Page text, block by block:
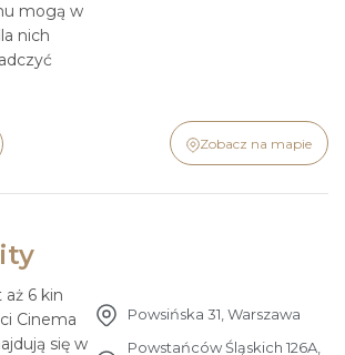
użytkowników
cookie, aby poprawić jakość
reklamy lub treści
indywidualnych potrzeb
analizować ruch na stronie.
przez nas plików cookie.
Odrzucać Akceptuj wszystko
mogą w
nich
Zobacz na mapie
6 kin
Cinema
się w
Powsińska 31, Warszawa
Powstańców Śląskich 126A,
Zobacz na mapie